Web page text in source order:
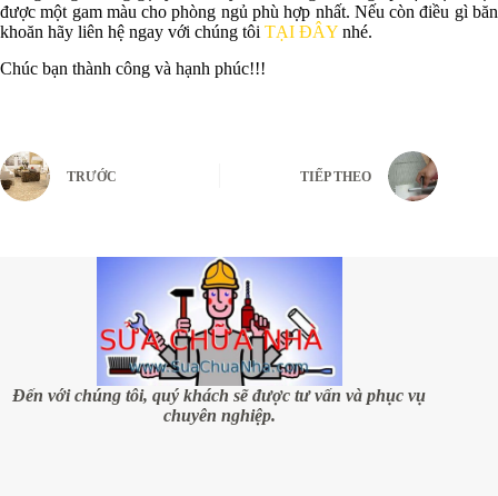
được một gam màu cho phòng ngủ phù hợp nhất. Nếu còn điều gì băn
khoăn hãy liên hệ ngay với chúng tôi TẠI ĐÂY nhé.
Chúc bạn thành công và hạnh phúc!!!
TRƯỚC TIẾP THEO
Đến với chúng tôi, quý khách sẽ được tư vấn và phục vụ
chuyên nghiệp.